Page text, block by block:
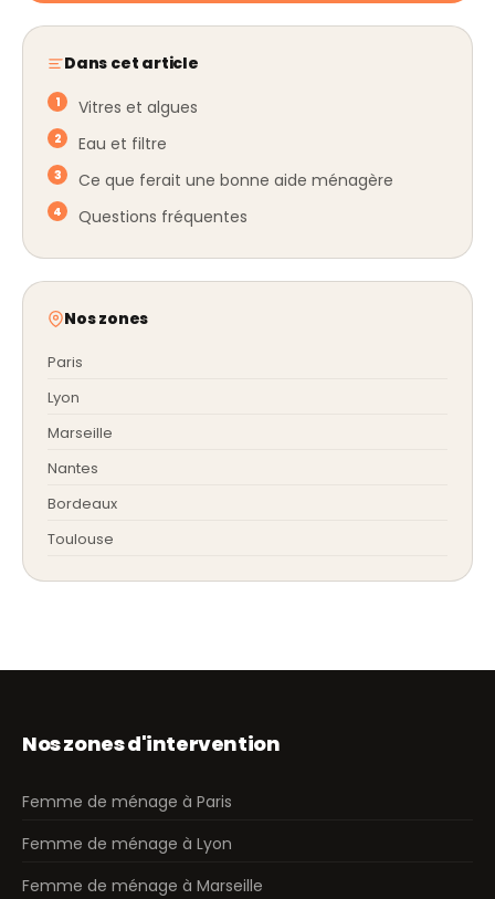
Dans cet article
Vitres et algues
Eau et filtre
Ce que ferait une bonne aide ménagère
Questions fréquentes
Nos zones
Paris
Lyon
Marseille
Nantes
Bordeaux
Toulouse
Nos zones d'intervention
Femme de ménage à Paris
Femme de ménage à Lyon
Femme de ménage à Marseille